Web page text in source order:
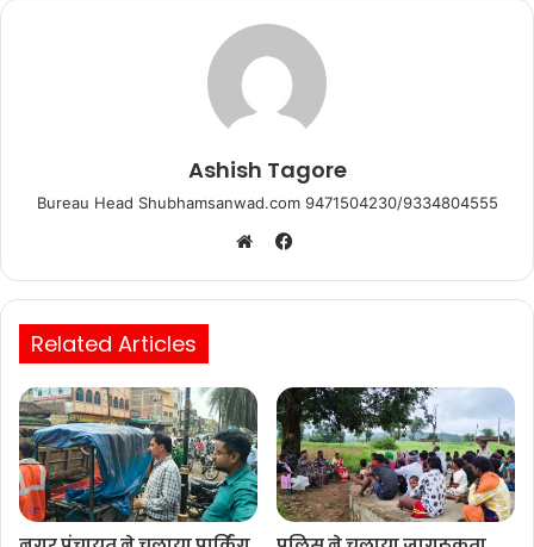
Ashish Tagore
Bureau Head Shubhamsanwad.com 9471504230/9334804555
Facebook
Related Articles